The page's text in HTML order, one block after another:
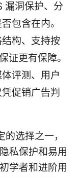
漏洞保护、分
包含在内。
构、支持按
证更有保障。
评测、用户
促销广告判
选择之一，
私保护和易用
学者和进阶用